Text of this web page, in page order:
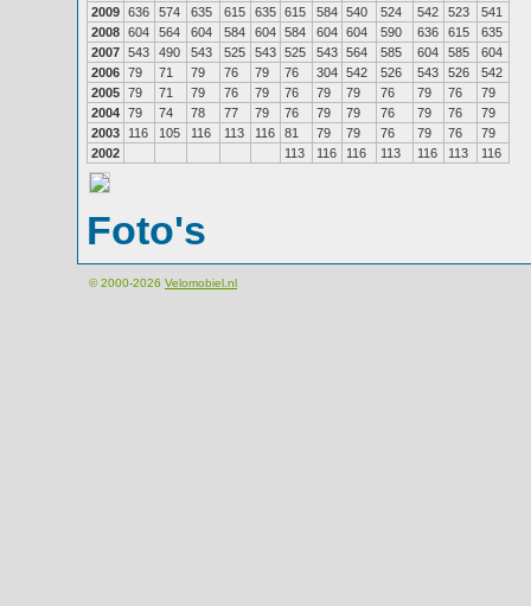
2009 636 574 635 615 635 615 584 540 524 542 523
541
2008 604 564 604 584 604 584 604 604 590 636 615
635
2007 543 490 543 525 543 525 543 564 585 604 585
604
2006 79 71 79 76 79 76 304 542 526 543 526
542
2005 79 71 79 76 79 76 79 79 76 79 76
79
2004 79 74 78 77 79 76 79 79 76 79 76
79
2003
116 105 116 113 116 81 79 79 76 79 76
79
2002
113 116 116 113 116 113 116
Foto's
© 2000-2026 Velomobiel.nl